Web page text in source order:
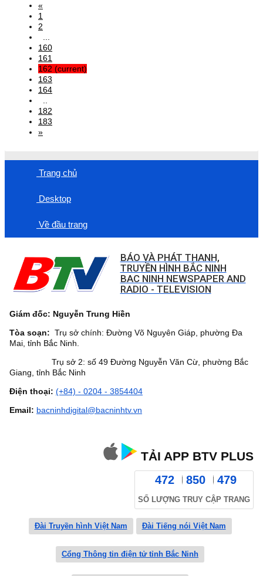
«
1
2
...
160
161
162 (current)
163
164
..
182
183
»
Trang chủ
Desktop
Về đầu trang
BÁO VÀ PHÁT THANH,
TRUYỀN HÌNH BẮC NINH
BAC NINH NEWSPAPER AND
RADIO - TELEVISION
Giám đốc: Nguyễn Trung Hiền
Tòa soạn: Trụ sở chính: Đường Võ Nguyên Giáp, phường Đa
Mai, tỉnh Bắc Ninh.
Trụ sở 2: số 49 Đường Nguyễn Văn Cừ, phường Bắc
Giang, tỉnh Bắc Ninh
Điện thoại: (+84) - 0204 - 3854404
Email: bacninhdigital@bacninhtv.vn
TẢI APP BTV PLUS
472 850 479
SỐ LƯỢNG TRUY CẬP TRANG
Đài Truyền hình Việt Nam Đài Tiếng nói Việt Nam
Cổng Thông tin điện tử tỉnh Bắc Ninh